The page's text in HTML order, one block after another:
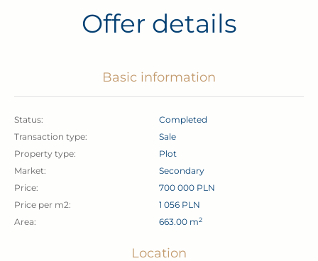
Offer details
Basic information
Status:
Completed
Transaction type:
Sale
Property type:
Plot
Market:
Secondary
Price:
700 000 PLN
Price per m2:
1 056 PLN
Area:
663.00 m2
Location